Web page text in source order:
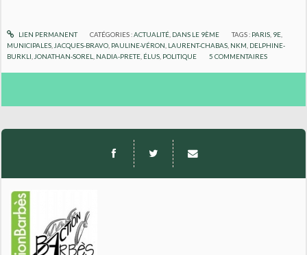
LIEN PERMANENT CATÉGORIES :ACTUALITÉ, DANS LE 9ÈME TAGS : PARIS 9E
MUNICIPALES JACQUES-BRAVO PAULINE-VÉRON LAURENT-CHABAS NKM DELPHINE-
BURKLI JONATHAN-SOREL NADIA-PRETE ÉLUS POLITIQUE 5 COMMENTAIRES